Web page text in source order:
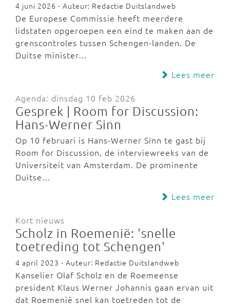
4 juni 2026 - Auteur: Redactie Duitslandweb
De Europese Commissie heeft meerdere
lidstaten opgeroepen een eind te maken aan de
grenscontroles tussen Schengen-landen. De
Duitse minister…
Lees meer
Agenda: dinsdag 10 feb 2026
Gesprek | Room for Discussion:
Hans-Werner Sinn
Op 10 februari is Hans-Werner Sinn te gast bij
Room for Discussion, de interviewreeks van de
Universiteit van Amsterdam. De prominente
Duitse…
Lees meer
Kort nieuws
Scholz in Roemenië: 'snelle
toetreding tot Schengen'
4 april 2023 - Auteur: Redactie Duitslandweb
Kanselier Olaf Scholz en de Roemeense
president Klaus Werner Johannis gaan ervan uit
dat Roemenië snel kan toetreden tot de